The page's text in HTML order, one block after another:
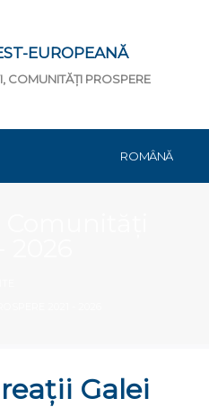
EUROPEANĂ
COMUNITĂȚI PROSPERE
ROMÂNĂ
Galei